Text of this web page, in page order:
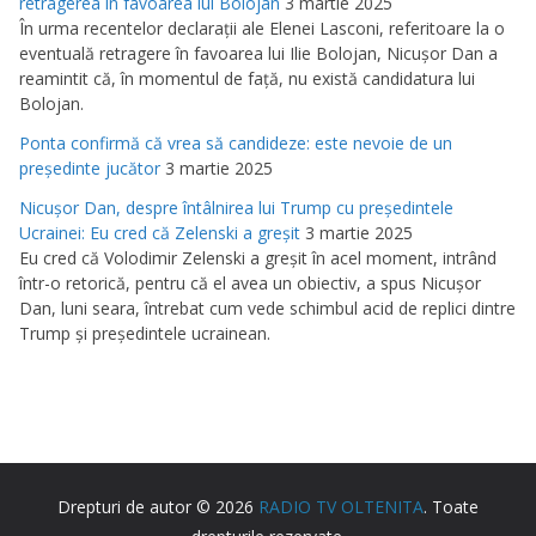
În urma recentelor declaraţii ale Elenei Lasconi, referitoare la o
eventuală retragere în favoarea lui Ilie Bolojan, Nicuşor Dan a
reamintit că, în momentul de faţă, nu există candidatura lui
Bolojan.
Ponta confirmă că vrea să candideze: este nevoie de un
preşedinte jucător 3 martie 2025
Nicuşor Dan, despre întâlnirea lui Trump cu preşedintele
Ucrainei: Eu cred că Zelenski a greşit 3 martie 2025
Eu cred că Volodimir Zelenski a greşit în acel moment, intrând
într-o retorică, pentru că el avea un obiectiv, a spus Nicuşor
Dan, luni seara, întrebat cum vede schimbul acid de replici dintre
Trump şi preşedintele ucrainean.
Drepturi de autor © 2026 RADIO TV OLTENITA. Toate